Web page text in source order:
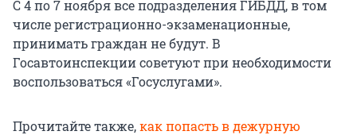
С 4 по 7 ноября все подразделения ГИБДД, в том
числе регистрационно-экзаменационные,
принимать граждан не будут. В
Госавтоинспекции советуют при необходимости
воспользоваться «Госуслугами».
Прочитайте также,как попасть в дежурную